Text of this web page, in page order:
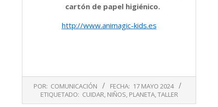
cartón de papel higiénico.
http://www.animagic-kids.es
17
POR: COMUNICACIÓN FECHA: 17 MAYO 2024
ETIQUETADO: CUIDAR, NIÑOS, PLANETA,TALLER